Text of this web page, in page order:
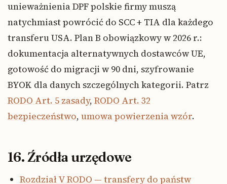
unieważnienia DPF polskie firmy muszą
natychmiast powrócić do SCC + TIA dla każdego
transferu USA. Plan B obowiązkowy w 2026 r.:
dokumentacja alternatywnych dostawców UE,
gotowość do migracji w 90 dni, szyfrowanie
BYOK dla danych szczególnych kategorii. Patrz
RODO Art. 5 zasady, RODO Art. 32
bezpieczeństwo, umowa powierzenia wzór.
16. Źródła urzędowe
Rozdział V RODO — transfery do państw